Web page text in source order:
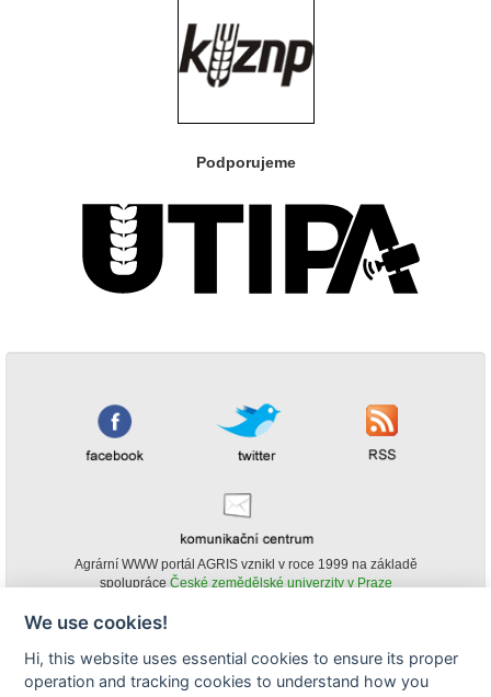
Podporujeme
Agrární WWW portál AGRIS vznikl v roce 1999 na základě
spolupráce České zemědělské univerzity v Praze
obsahu agrárního WWW portálu AGRIS je možné
(pokud není uvedeno jinak) pouze za podmínky uvedení zdroje v podobě
We use cookies!
Hi, this website uses essential cookies to ensure its proper
operation and tracking cookies to understand how you